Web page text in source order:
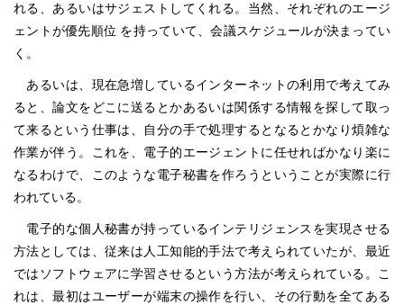
れる、あるいはサジェストしてくれる。当然、それぞれのエージ
ェントが優先順位 を持っていて、会議スケジュールが決まってい
く。
あるいは、現在急増しているインターネットの利用で考えてみ
ると、論文をどこに送るとかあるいは関係する情報を探して取っ
て来るという仕事は、自分の手で処理するとなるとかなり煩雑な
作業が伴う。これを、電子的エージェントに任せればかなり楽に
なるわけで、このような電子秘書を作ろうということが実際に行
われている。
電子的な個人秘書が持っているインテリジェンスを実現させる
方法としては、従来は人工知能的手法で考えられていたが、最近
ではソフトウェアに学習させるという方法が考えられている。こ
れは、最初はユーザーが端末の操作を行い、その行動を全てある